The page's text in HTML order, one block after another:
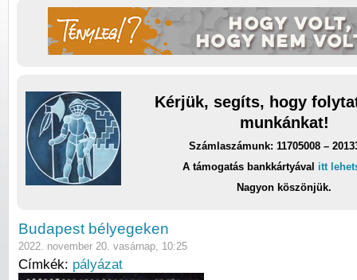
Kérjük, segíts, hogy
munkánkat!
Számlaszámunk: 11705008 –
A támogatás bankkártyával itt
Nagyon köszönjük.
Budapest bélyegeken
2022. november 20. vasárnap, 10:25
Címkék: pályázat